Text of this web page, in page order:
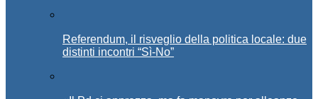
Referendum, il risveglio della politica locale: due
distinti incontri “Sì-No”